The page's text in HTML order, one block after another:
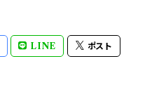
LINE ポスト